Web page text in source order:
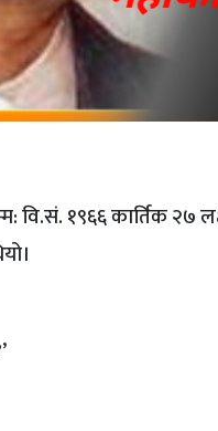
वि.सं. १९६६ कार्तिक २७